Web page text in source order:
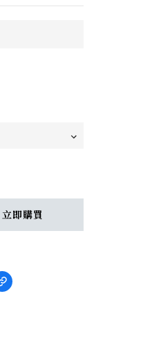
立即購買